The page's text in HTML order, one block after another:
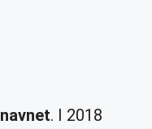
navnet. I 2018